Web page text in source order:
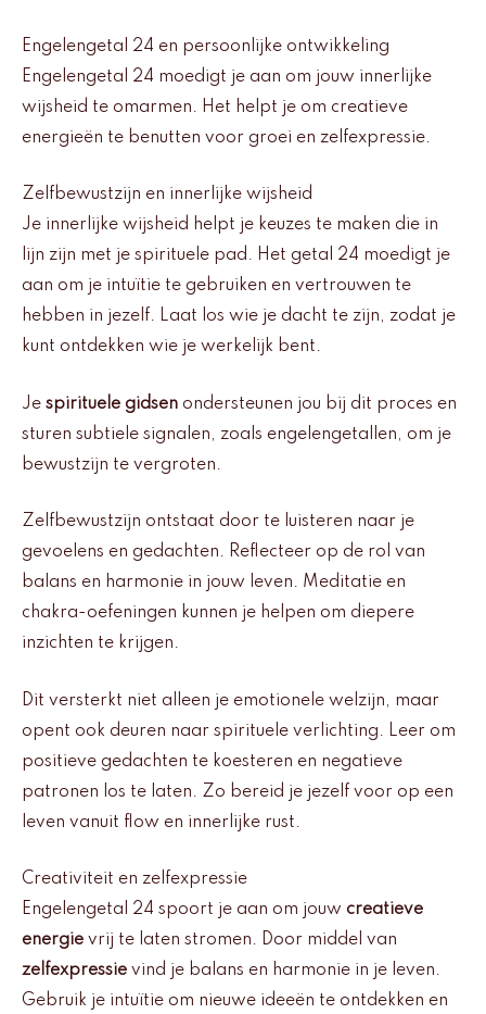
Engelengetal 24 en persoonlijke ontwikkeling
Engelengetal 24 moedigt je aan om jouw innerlijke
wijsheid te omarmen. Het helpt je om creatieve
energieën te benutten voor groei en zelfexpressie.
Zelfbewustzijn en innerlijke wijsheid
Je innerlijke wijsheid helpt je keuzes te maken die in
lijn zijn met je spirituele pad. Het getal 24 moedigt je
aan om je intuïtie te gebruiken en vertrouwen te
hebben in jezelf. Laat los wie je dacht te zijn, zodat je
kunt ontdekken wie je werkelijk bent.
Je spirituele gidsen ondersteunen jou bij dit proces en
sturen subtiele signalen, zoals engelengetallen, om je
bewustzijn te vergroten.
Zelfbewustzijn ontstaat door te luisteren naar je
gevoelens en gedachten. Reflecteer op de rol van
balans en harmonie in jouw leven. Meditatie en
chakra-oefeningen kunnen je helpen om diepere
inzichten te krijgen.
Dit versterkt niet alleen je emotionele welzijn, maar
opent ook deuren naar spirituele verlichting. Leer om
positieve gedachten te koesteren en negatieve
patronen los te laten. Zo bereid je jezelf voor op een
leven vanuit flow en innerlijke rust.
Creativiteit en zelfexpressie
Engelengetal 24 spoort je aan om jouw creatieve
energie vrij te laten stromen. Door middel van
zelfexpressie vind je balans en harmonie in je leven.
Gebruik je intuïtie om nieuwe ideeën te ontdekken en